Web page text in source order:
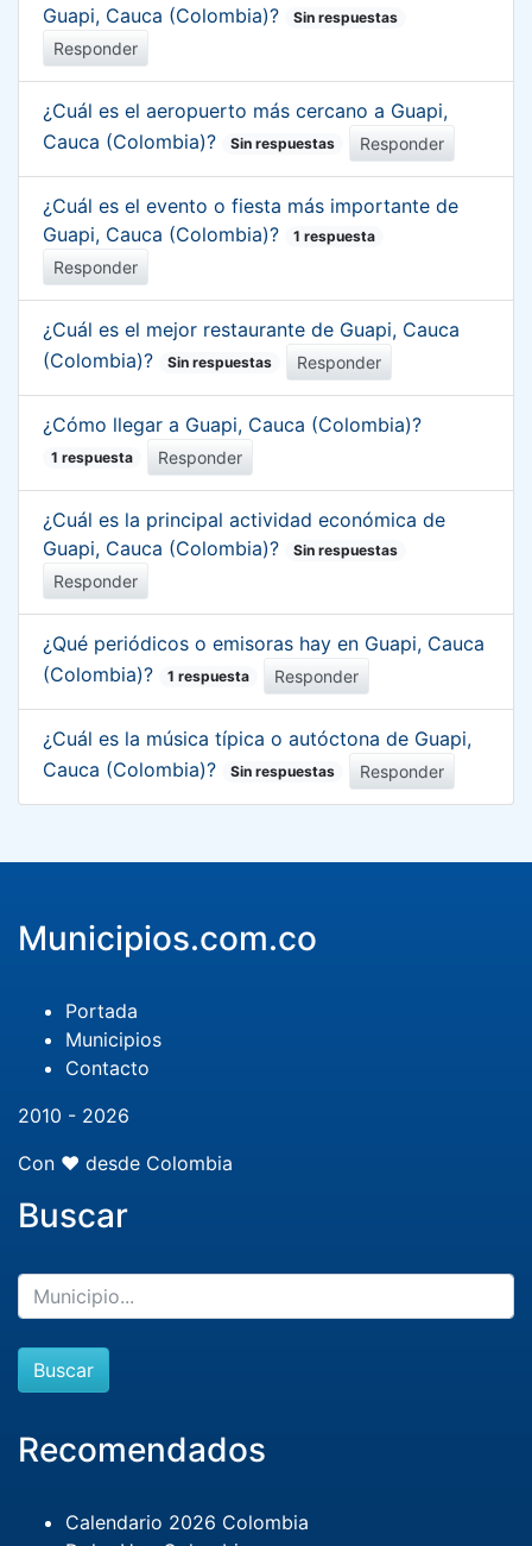
Guapi, Cauca (Colombia)?
Sin respuestas
Responder
¿Cuál es el aeropuerto más cercano a Guapi,
Cauca (Colombia)?
Sin respuestas Responder
¿Cuál es el evento o fiesta más importante de
Guapi, Cauca (Colombia)?
1 respuesta
Responder
¿Cuál es el mejor restaurante de Guapi, Cauca
(Colombia)?
Sin respuestas Responder
¿Cómo llegar a Guapi, Cauca (Colombia)?
1 respuesta Responder
¿Cuál es la principal actividad económica de
Guapi, Cauca (Colombia)?
Sin respuestas
Responder
¿Qué periódicos o emisoras hay en Guapi, Cauca
(Colombia)?
1 respuesta Responder
¿Cuál es la música típica o autóctona de Guapi,
Cauca (Colombia)?
Sin respuestas Responder
Municipios.com.co
Portada
Municipios
Contacto
2010 - 2026
Con ❤️ desde Colombia
Buscar
Buscar
Recomendados
Calendario 2026 Colombia